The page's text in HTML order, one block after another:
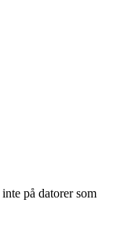
på datorer som